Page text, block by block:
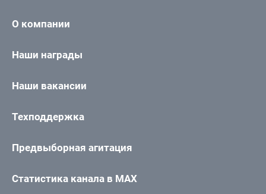
О компании
Наши награды
Наши вакансии
Техподдержка
Предвыборная агитация
Статистика канала в MAX